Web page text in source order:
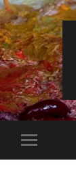
Schakel
naar